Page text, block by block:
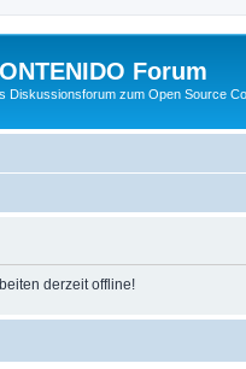
Forum
Diskussionsforum zum Open Source
derzeit offline!